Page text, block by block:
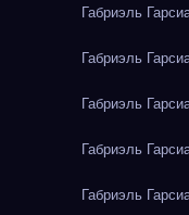
Габриэль
Габриэль
Габриэль
Габриэль
Габриэль